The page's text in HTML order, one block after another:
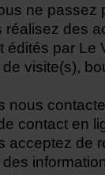
ne passez
réalisez des
édités par Le
visite(s),
nous
contact en
acceptez de